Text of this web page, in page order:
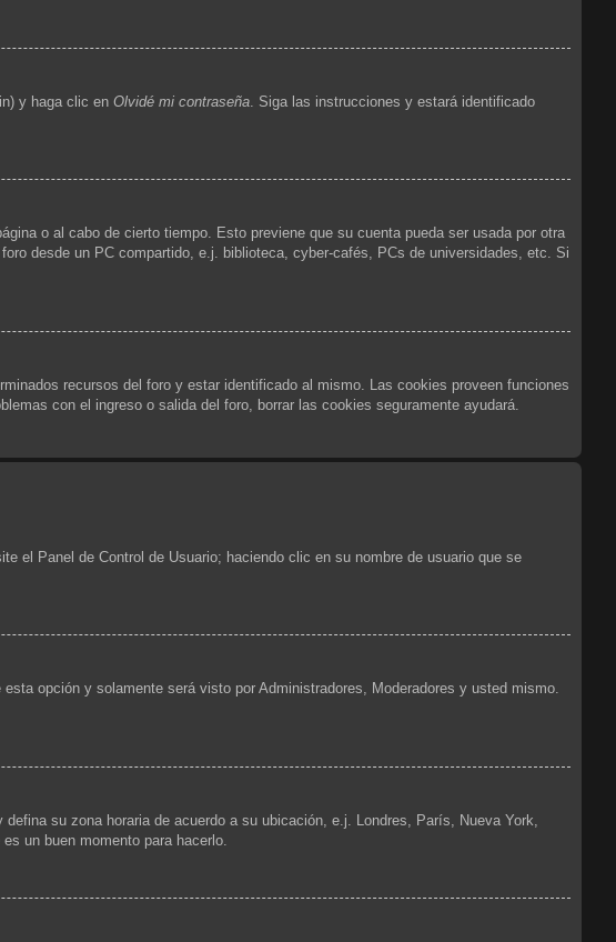
y haga clic en Olvidé mi contraseña . Siga las instrucciones y estará identificado
o al cabo de cierto tiempo. Esto previene que su cuenta pueda ser usada por otra
desde un PC compartido, e.j. biblioteca, cyber-cafés, PCs de universidades, etc. Si
recursos del foro y estar identificado al mismo. Las cookies proveen funciones
con el ingreso o salida del foro, borrar las cookies seguramente ayudará.
el Panel de Control de Usuario; haciendo clic en su nombre de usuario que se
esta opción y solamente será visto por Administradores, Moderadores y usted mismo.
su zona horaria de acuerdo a su ubicación, e.j. Londres, París, Nueva York,
un buen momento para hacerlo.